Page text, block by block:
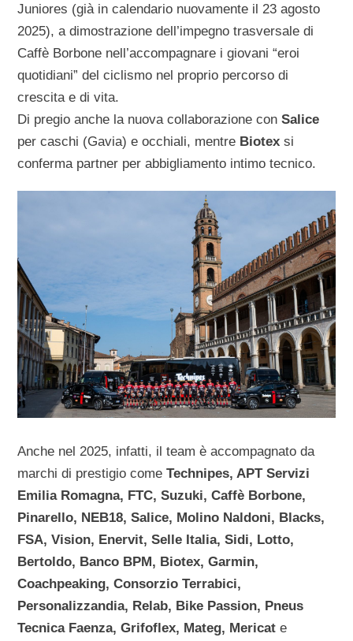
Juniores (già in calendario nuovamente il 23 agosto
2025), a dimostrazione dell’impegno trasversale di
Caffè Borbone nell’accompagnare i giovani “eroi
quotidiani” del ciclismo nel proprio percorso di
crescita e di vita.
Di pregio anche la nuova collaborazione conSalice
per caschi (Gavia) e occhiali, mentre Biotex si
conferma partner per abbigliamento intimo tecnico.
Anche nel 2025, infatti, il team è accompagnato da
marchi di prestigio comeTechnipes, APT Servizi
Emilia Romagna, FTC, Suzuki, Caffè Borbone,
Pinarello, NEB18, Salice, Molino Naldoni, Blacks,
FSA, Vision, Enervit, Selle Italia, Sidi, Lotto,
Bertoldo, Banco BPM, Biotex, Garmin,
Coachpeaking, Consorzio Terrabici,
Personalizzandia, Relab, Bike Passion, Pneus
Tecnica Faenza, Grifoflex, Mateg, Mericate